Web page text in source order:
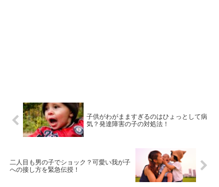
子供がわがまますぎるのはひょっとして病
気？発達障害の子の対処法！
二人目も男の子でショック？可愛い我が子
への接し方を緊急伝授！